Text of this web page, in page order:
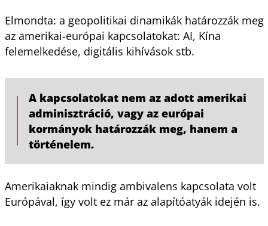
Elmondta: a geopolitikai dinamikák határozzák meg
az amerikai-európai kapcsolatokat: AI, Kína
felemelkedése, digitális kihívások stb.
A kapcsolatokat nem az adott amerikai
adminisztráció, vagy az európai
kormányok határozzák meg, hanem a
történelem.
Amerikaiaknak mindig ambivalens kapcsolata volt
Európával, így volt ez már az alapítóatyák idején is.